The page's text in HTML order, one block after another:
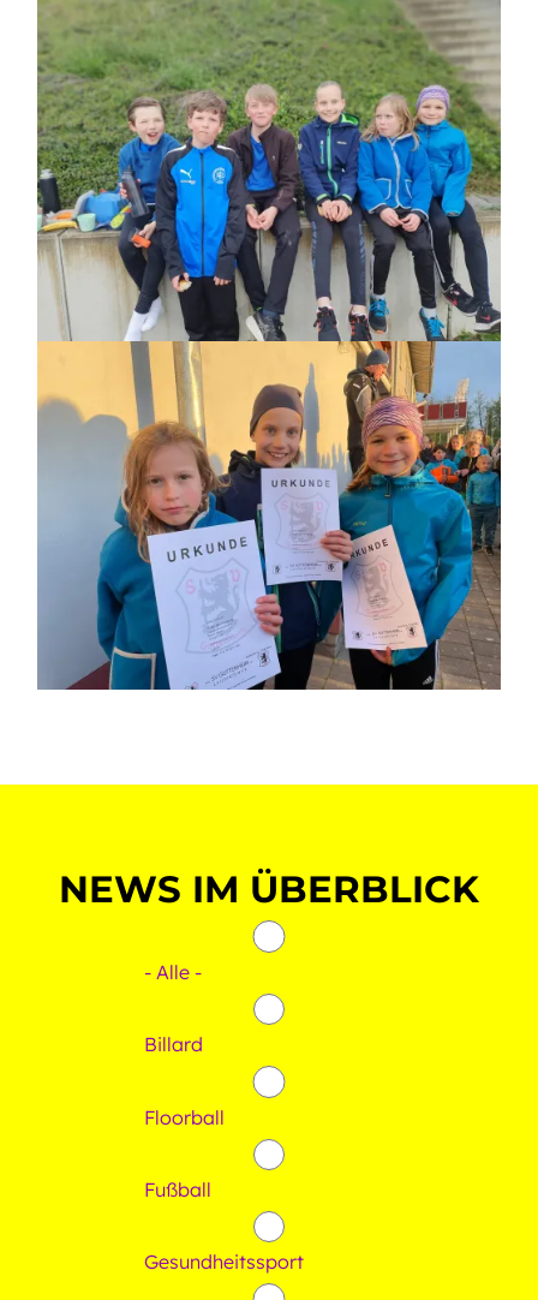
Bild
NEWS IM ÜBERBLICK
- Alle -
Billard
Floorball
Fußball
Gesundheitssport